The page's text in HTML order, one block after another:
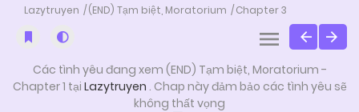
Lazytruyen (END) Tạm biệt, Moratorium Chapter 3
Các tình yêu đang xem (END) Tạm biệt, Moratorium -
Chapter 1 tại Lazytruyen . Chap này đảm bảo các tình yêu sẽ
không thất vọng